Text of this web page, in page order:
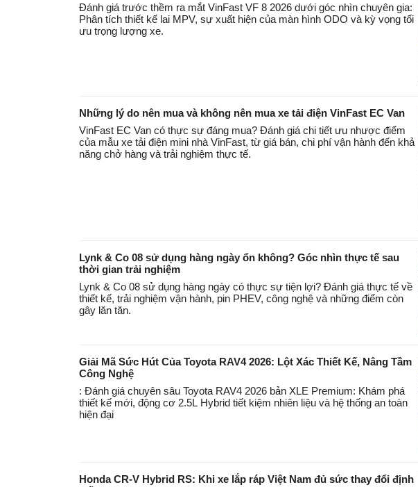
Đánh giá trước thềm ra mắt VinFast VF 8 2026 dưới góc nhìn chuyên gia:
Phân tích thiết kế lai MPV, sự xuất hiện của màn hình ODO và kỳ vọng tối
ưu trọng lượng xe.
Những lý do nên mua và không nên mua xe tải điện VinFast EC Van
VinFast EC Van có thực sự đáng mua? Đánh giá chi tiết ưu nhược điểm
của mẫu xe tải điện mini nhà VinFast, từ giá bán, chi phí vận hành đến khả
năng chở hàng và trải nghiệm thực tế.
Lynk & Co 08 sử dụng hàng ngày ổn không? Góc nhìn thực tế sau
thời gian trải nghiệm
Lynk & Co 08 sử dụng hàng ngày có thực sự tiện lợi? Đánh giá thực tế về
thiết kế, trải nghiệm vận hành, pin PHEV, công nghệ và những điểm còn
gây lăn tăn.
Giải Mã Sức Hút Của Toyota RAV4 2026: Lột Xác Thiết Kế, Nâng Tầm
Công Nghệ
: Đánh giá chuyên sâu Toyota RAV4 2026 bản XLE Premium: Khám phá
thiết kế mới, động cơ 2.5L Hybrid tiết kiệm nhiên liệu và hệ thống an toàn
hiện đại
Honda CR-V Hybrid RS: Khi xe lắp ráp Việt Nam đủ sức thay đổi định